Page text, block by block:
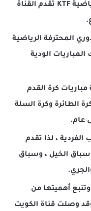
القناة الثالثة ، قناة الكويت الرياضية KTF تقدم القناة
المحترفة الرياضية
المباريات الودية
كرة القدم
الطائرة وكرة السلة
عام.
الفردية ، لذا تقدم
الخيل ، وسباق
أهميتها من
وصلت قناة الكويت